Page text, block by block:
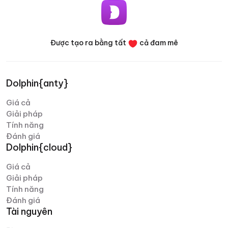
năng quan trọng. Nếu có bất kỳ thắc mắc nào, đội
ngũ hỗ trợ khách hàng luôn sẵn sàng giúp đỡ toàn
@+1LI1ZrhTTARmODJi
Chúng tôi đã sử dụng sản phẩm Dolphin ngay từ khi mới
ra mắt. Công cụ hỗ trợ đa nền tảng là sản phẩm đầu tiên
xuất hiện trên thị trường, sau đó là trình duyệt ẩn danh.
Không có trình duyệt nào thiết lập tốt hơn Dolphin khi
chạy trên Facebook. Trình duyệt rất dễ sử dụng, dịch vụ
có thể tùy chỉnh dễ dàng – chỉ mất vài phút từ khi cài
đặt đến lúc mở hồ sơ làm việc. Một ưu điểm lớn khác của
Dolphin là đội ngũ luôn sẵn sàng cải tiến sản phẩm; dịch
vụ thường xuyên được cập nhật và nâng cấp.
Được tạo ra bằng tất cả đam mê
Dolphin{anty}
Giá cả
Giải pháp
Tính năng
Đánh giá
Dolphin{cloud}
Giá cả
Giải pháp
Tính năng
Đánh giá
Tài nguyên